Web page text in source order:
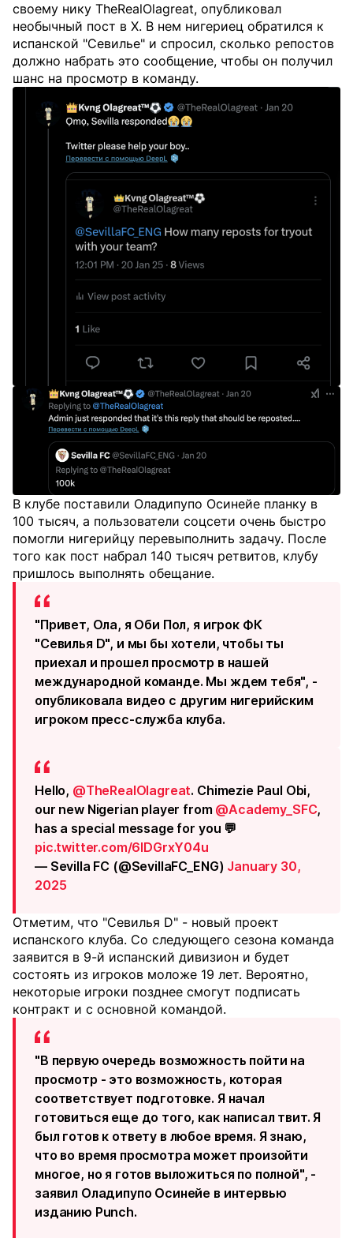
своему нику TheRealOlagreat, опубликовал
необычный пост в X. В нем нигериец обратился к
испанской "Севилье" и спросил, сколько репостов
должно набрать это сообщение, чтобы он получил
шанс на просмотр в команду.
В клубе поставили Оладипупо Осинейе планку в
100 тысяч, а пользователи соцсети очень быстро
помогли нигерийцу перевыполнить задачу. После
того как пост набрал 140 тысяч ретвитов, клубу
пришлось выполнять обещание.
"Привет, Ола, я Оби Пол, я игрок ФК
"Севилья D", и мы бы хотели, чтобы ты
приехал и прошел просмотр в нашей
международной команде. Мы ждем тебя", -
опубликовала видео с другим нигерийским
игроком пресс-служба клуба.
Hello, @TheRealOlagreat. Chimezie Paul Obi,
our new Nigerian player from @Academy_SFC,
has a special message for you 💬
pic.twitter.com/6IDGrxY04u
— Sevilla FC (@SevillaFC_ENG) January 30,
2025
Отметим, что "Севилья D" - новый проект
испанского клуба. Со следующего сезона команда
заявится в 9-й испанский дивизион и будет
состоять из игроков моложе 19 лет. Вероятно,
некоторые игроки позднее смогут подписать
контракт и с основной командой.
"В первую очередь возможность пойти на
просмотр - это возможность, которая
соответствует подготовке. Я начал
готовиться еще до того, как написал твит. Я
был готов к ответу в любое время. Я знаю,
что во время просмотра может произойти
многое, но я готов выложиться по полной", -
заявил Оладипупо Осинейе в интервью
изданию Punch.